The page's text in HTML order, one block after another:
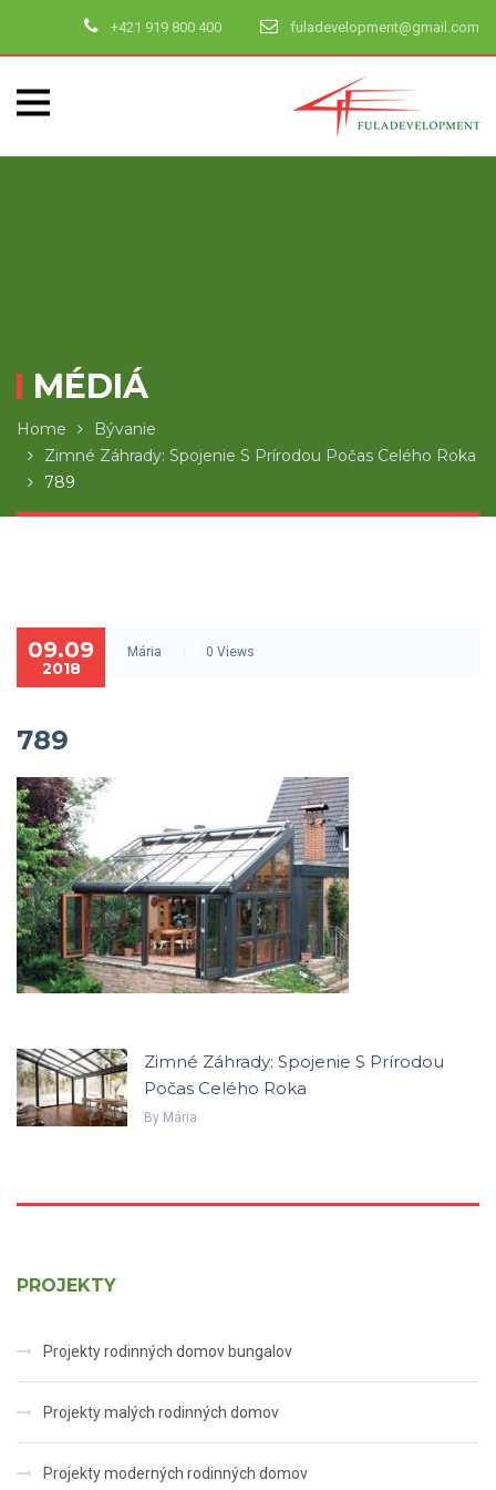
+421 919 800 400 fuladevelopment@gmail.com
MÉDIÁ
Home
Bývanie
Zimné Záhrady: Spojenie S Prírodou Počas Celého Roka
789
09.09
2018
Mária 0 Views
789
Zimné Záhrady: Spojenie S Prírodou
Počas Celého Roka
By Mária
PROJEKTY
Projekty rodinných domov bungalov
Projekty malých rodinných domov
Projekty moderných rodinných domov